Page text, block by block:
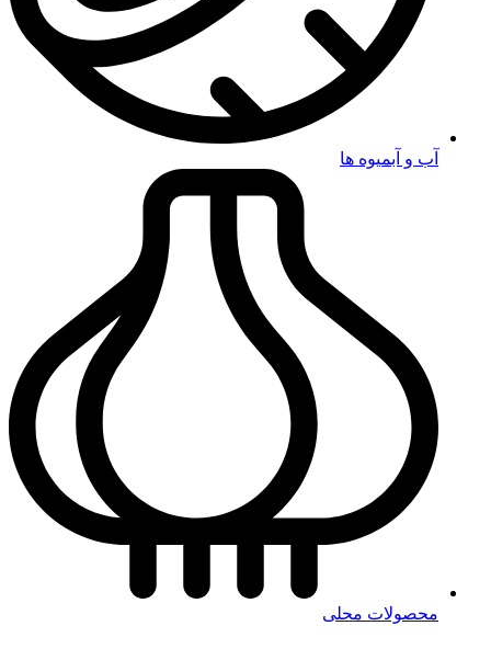
آب و آبمیوه ها
محصولات محلی